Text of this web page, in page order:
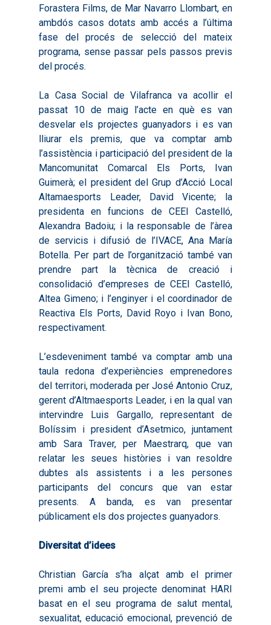
Forastera Films, de Mar Navarro Llombart, en
ambdós casos dotats amb accés a l’última
fase del procés de selecció del mateix
programa, sense passar pels passos previs
del procés.
La Casa Social de Vilafranca va acollir el
passat 10 de maig l’acte en què es van
desvelar els projectes guanyadors i es van
lliurar els premis, que va comptar amb
l’assistència i participació del president de la
Mancomunitat Comarcal Els Ports, Ivan
Guimerà; el president del Grup d’Acció Local
Altamaesports Leader, David Vicente; la
presidenta en funcions de CEEI Castelló,
Alexandra Badoiu; i la responsable de l’àrea
de servicis i difusió de l’IVACE, Ana María
Botella. Per part de l’organització també van
prendre part la tècnica de creació i
consolidació d’empreses de CEEI Castelló,
Altea Gimeno; i l’enginyer i el coordinador de
Reactiva Els Ports, David Royo i Ivan Bono,
respectivament.
L’esdeveniment també va comptar amb una
taula redona d’experiències emprenedores
del territori, moderada per José Antonio Cruz,
gerent d’Altmaesports Leader, i en la qual van
intervindre Luis Gargallo, representant de
Bolíssim i president d’Asetmico, juntament
amb Sara Traver, per Maestrarq, que van
relatar les seues històries i van resoldre
dubtes als assistents i a les persones
participants del concurs que van estar
presents. A banda, es van presentar
públicament els dos projectes guanyadors.
Diversitat d’idees
Christian García s’ha alçat amb el primer
premi amb el seu projecte denominat HARI
basat en el seu programa de salut mental,
sexualitat, educació emocional, prevenció de
Inici
Missions
Diagnòstics
Objectius
Publicacions
2016
Infografies